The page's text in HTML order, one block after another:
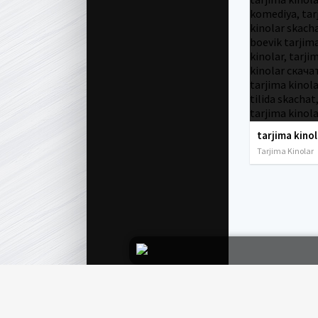
Tarjima Kinolar